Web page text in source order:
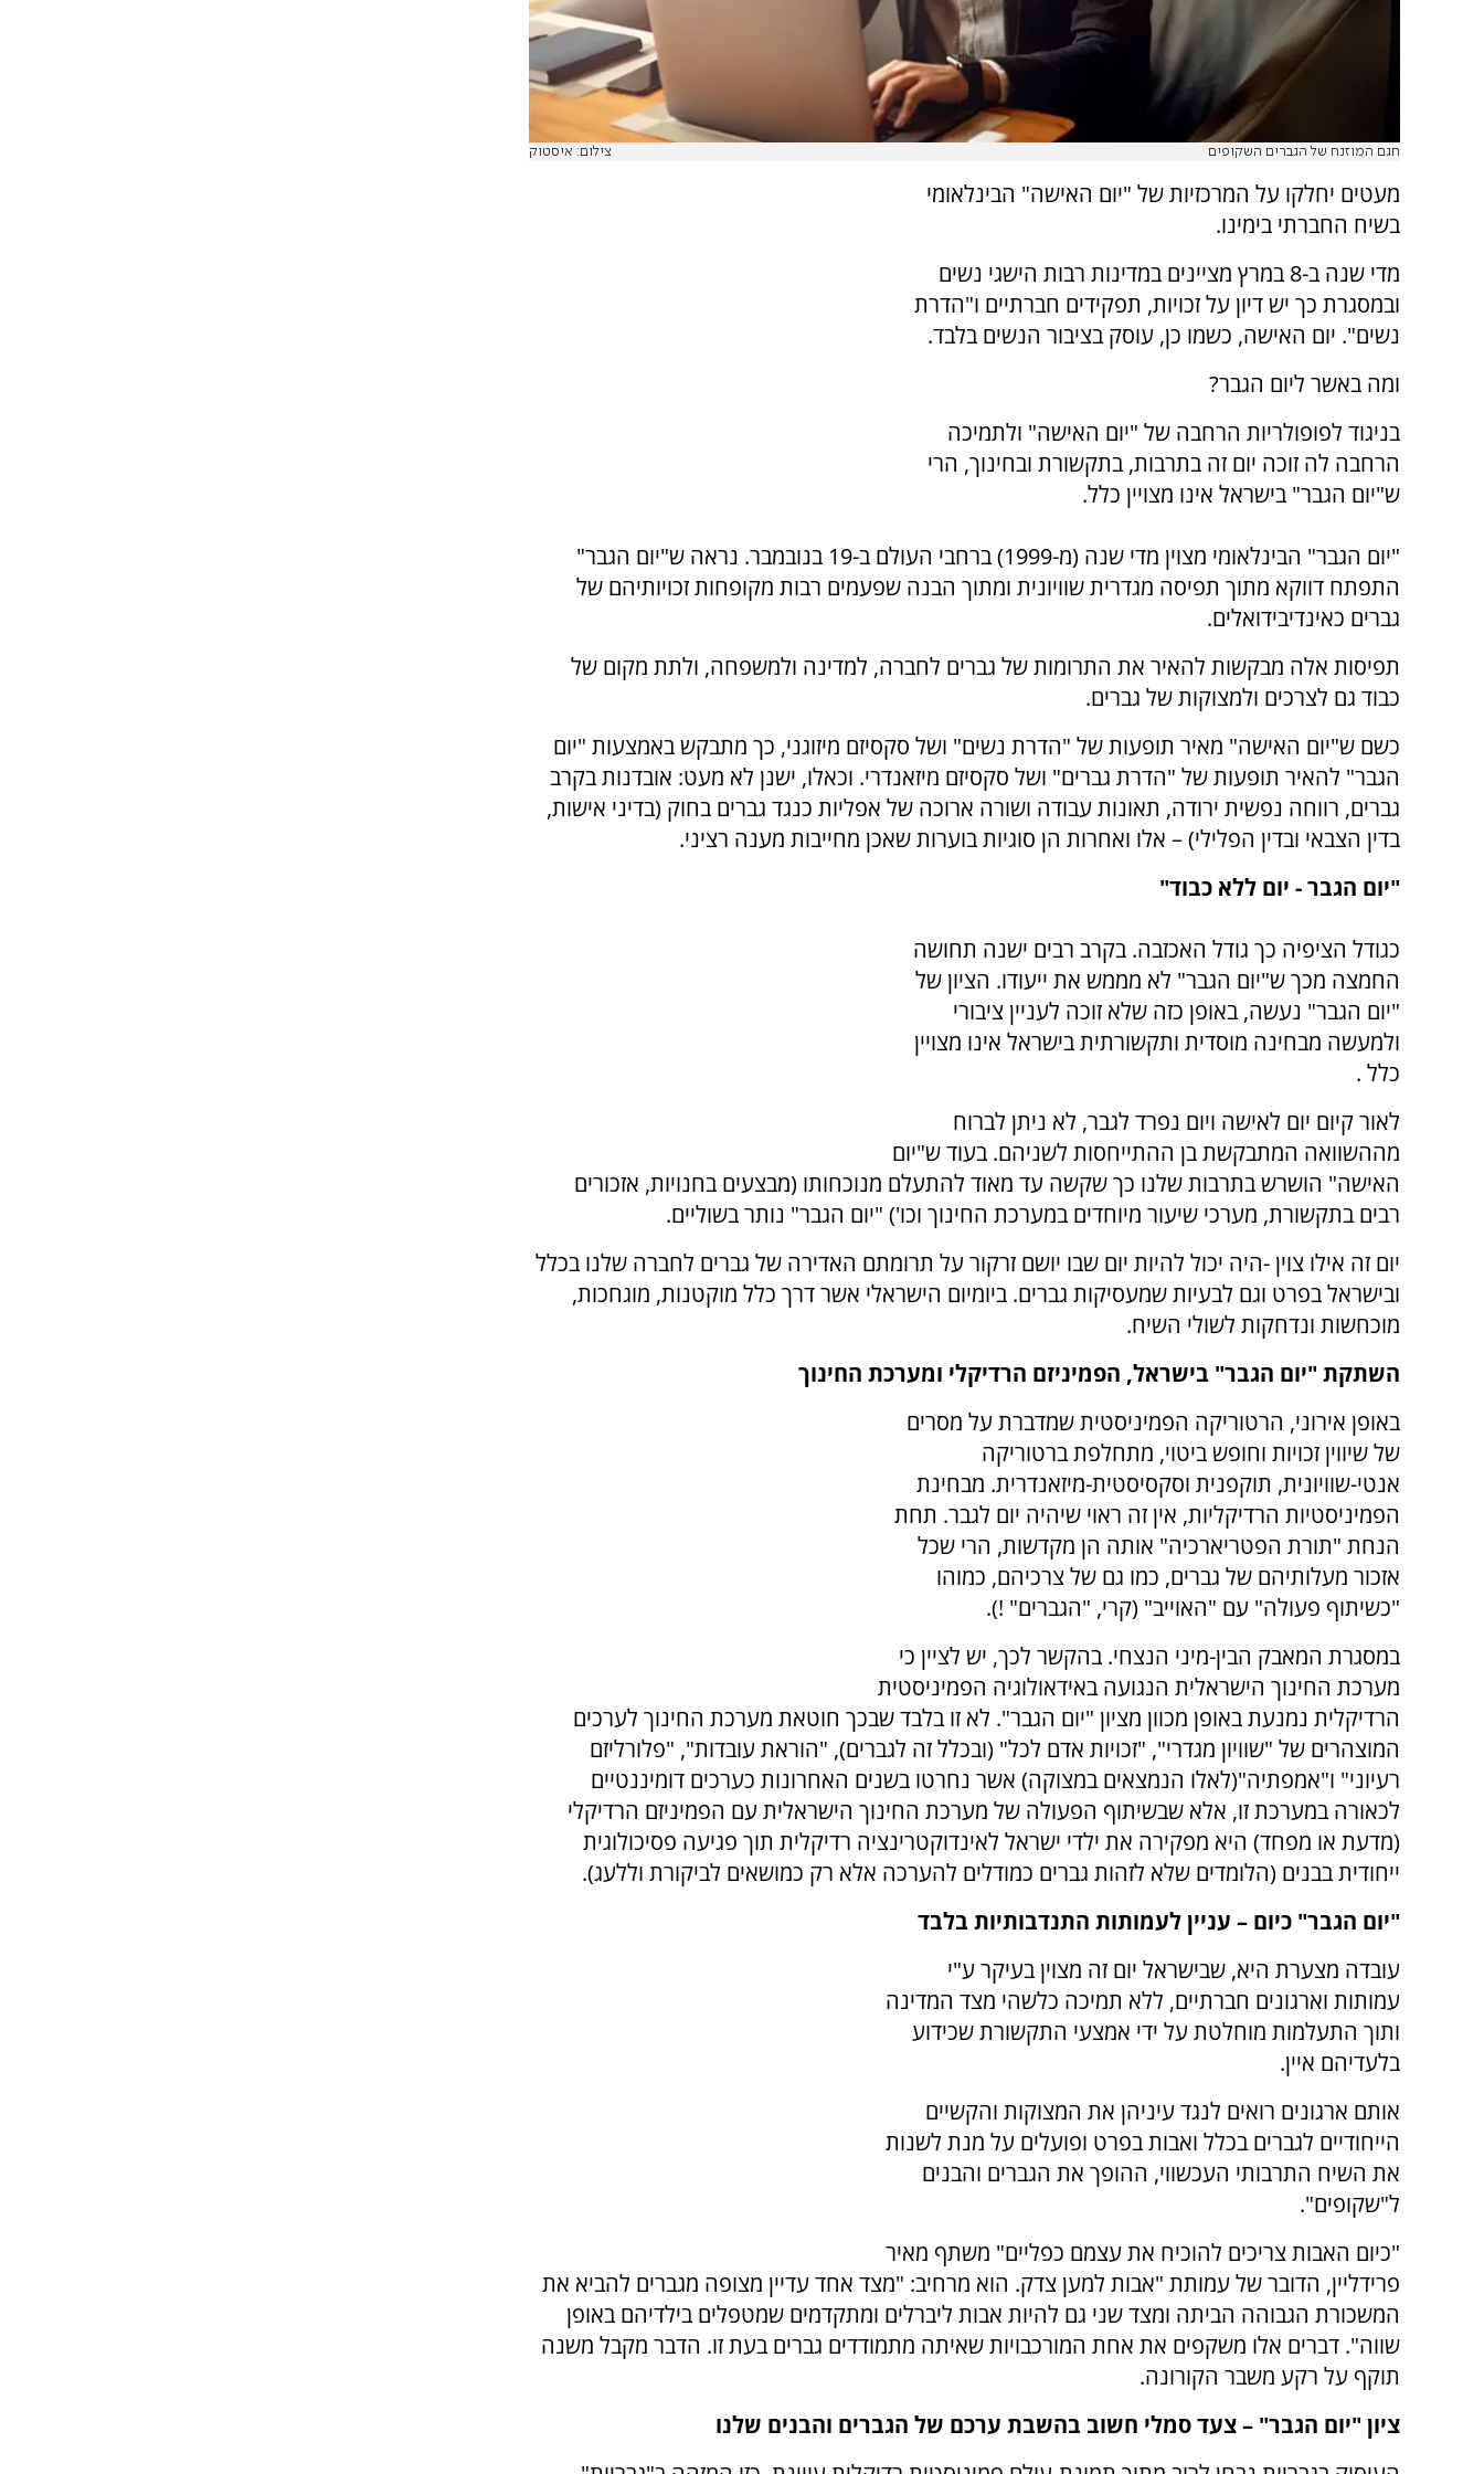
חגם המוזנח של הגברים השקופים צילום: איסטוק
מעטים יחלקו על המרכזיות של "יום האישה" הבינלאומי
בשיח החברתי בימינו.
מדי שנה ב-8 במרץ מציינים במדינות רבות הישגי נשים
ובמסגרת כך יש דיון על זכויות, תפקידים חברתיים ו"הדרת
נשים". יום האישה, כשמו כן, עוסק בציבור הנשים בלבד.
ומה באשר ליום הגבר?
בניגוד לפופולריות הרחבה של "יום האישה" ולתמיכה
הרחבה לה זוכה יום זה בתרבות, בתקשורת ובחינוך, הרי
ש"יום הגבר" בישראל אינו מצויין כלל.
"יום הגבר" הבינלאומי מצוין מדי שנה (מ-1999) ברחבי העולם ב-19 בנובמבר. נראה ש"יום הגבר"
התפתח דווקא מתוך תפיסה מגדרית שוויונית ומתוך הבנה שפעמים רבות מקופחות זכויותיהם של
גברים כאינדיבידואלים.
תפיסות אלה מבקשות להאיר את התרומות של גברים לחברה, למדינה ולמשפחה, ולתת מקום של
כבוד גם לצרכים ולמצוקות של גברים.
כשם ש"יום האישה" מאיר תופעות של "הדרת נשים" ושל סקסיזם מיזוגני, כך מתבקש באמצעות "יום
הגבר" להאיר תופעות של "הדרת גברים" ושל סקסיזם מיזאנדרי. וכאלו, ישנן לא מעט: אובדנות בקרב
גברים, רווחה נפשית ירודה, תאונות עבודה ושורה ארוכה של אפליות כנגד גברים בחוק (בדיני אישות,
בדין הצבאי ובדין הפלילי) – אלו ואחרות הן סוגיות בוערות שאכן מחייבות מענה רציני.
"יום הגבר - יום ללא כבוד"
כגודל הציפיה כך גודל האכזבה. בקרב רבים ישנה תחושה
החמצה מכך ש"יום הגבר" לא מממש את ייעודו. הציון של
"יום הגבר" נעשה, באופן כזה שלא זוכה לעניין ציבורי
ולמעשה מבחינה מוסדית ותקשורתית בישראל אינו מצויין
כלל .
לאור קיום יום לאישה ויום נפרד לגבר, לא ניתן לברוח
מההשוואה המתבקשת בן ההתייחסות לשניהם. בעוד ש"יום
האישה" הושרש בתרבות שלנו כך שקשה עד מאוד להתעלם מנוכחותו (מבצעים בחנויות, אזכורים
רבים בתקשורת, מערכי שיעור מיוחדים במערכת החינוך וכו') "יום הגבר" נותר בשוליים.
יום זה אילו צוין -היה יכול להיות יום שבו יושם זרקור על תרומתם האדירה של גברים לחברה שלנו בכלל
ובישראל בפרט וגם לבעיות שמעסיקות גברים. ביומיום הישראלי אשר דרך כלל מוקטנות, מוגחכות,
מוכחשות ונדחקות לשולי השיח.
השתקת "יום הגבר" בישראל, הפמיניזם הרדיקלי ומערכת החינוך
באופן אירוני, הרטוריקה הפמיניסטית שמדברת על מסרים
של שיווין זכויות וחופש ביטוי, מתחלפת ברטוריקה
אנטי-שוויונית, תוקפנית וסקסיסטית-מיזאנדרית. מבחינת
הפמיניסטיות הרדיקליות, אין זה ראוי שיהיה יום לגבר. תחת
הנחת "תורת הפטריארכיה" אותה הן מקדשות, הרי שכל
אזכור מעלותיהם של גברים, כמו גם של צרכיהם, כמוהו
"כשיתוף פעולה" עם "האוייב" (קרי, "הגברים" !).
במסגרת המאבק הבין-מיני הנצחי. בהקשר לכך, יש לציין כי
מערכת החינוך הישראלית הנגועה באידאולוגיה הפמיניסטית
הרדיקלית נמנעת באופן מכוון מציון "יום הגבר". לא זו בלבד שבכך חוטאת מערכת החינוך לערכים
המוצהרים של "שוויון מגדרי", "זכויות אדם לכל" (ובכלל זה לגברים), "הוראת עובדות", "פלורליזם
רעיוני" ו"אמפתיה"(לאלו הנמצאים במצוקה) אשר נחרטו בשנים האחרונות כערכים דומיננטיים
לכאורה במערכת זו, אלא שבשיתוף הפעולה של מערכת החינוך הישראלית עם הפמיניזם הרדיקלי
(מדעת או מפחד) היא מפקירה את ילדי ישראל לאינדוקטרינציה רדיקלית תוך פגיעה פסיכולוגית
ייחודית בבנים (הלומדים שלא לזהות גברים כמודלים להערכה אלא רק כמושאים לביקורת וללעג).
"יום הגבר" כיום – עניין לעמותות התנדבותיות בלבד
עובדה מצערת היא, שבישראל יום זה מצוין בעיקר ע"י
עמותות וארגונים חברתיים, ללא תמיכה כלשהי מצד המדינה
ותוך התעלמות מוחלטת על ידי אמצעי התקשורת שכידוע
בלעדיהם איין.
אותם ארגונים רואים לנגד עיניהן את המצוקות והקשיים
הייחודיים לגברים בכלל ואבות בפרט ופועלים על מנת לשנות
את השיח התרבותי העכשווי, ההופך את הגברים והבנים
ל"שקופים".
"כיום האבות צריכים להוכיח את עצמם כפליים" משתף מאיר
פרידליין, הדובר של עמותת "אבות למען צדק. הוא מרחיב: "מצד אחד עדיין מצופה מגברים להביא את
המשכורת הגבוהה הביתה ומצד שני גם להיות אבות ליברלים ומתקדמים שמטפלים בילדיהם באופן
שווה". דברים אלו משקפים את אחת המורכבויות שאיתה מתמודדים גברים בעת זו. הדבר מקבל משנה
תוקף על רקע משבר הקורונה.
ציון "יום הגבר" – צעד סמלי חשוב בהשבת ערכם של הגברים והבנים שלנו